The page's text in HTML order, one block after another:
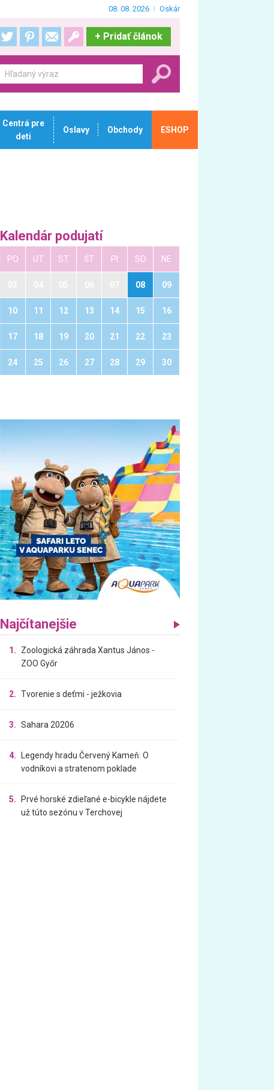
08. 08. 2026 Oskár
+ Pridať článok
Centrá pre
deti
Oslavy Obchody ESHOP
Kalendár podujatí
PO UT ST ŠT PI SO NE
08 09
10 11 12 13 14 15 16
17 18 19 20 21 22 23
24 25 26 27 28 29 30
Najčítanejšie
1.
Zoologická záhrada Xantus János -
ZOO Győr
2. Tvorenie s deťmi - ježkovia
3. Sahara 20206
4.
Legendy hradu Červený Kameň: O
vodníkovi a stratenom poklade
5.
Prvé horské zdieľané e-bicykle nájdete
už túto sezónu v Terchovej